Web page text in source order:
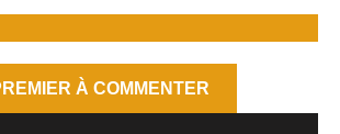
À COMMENTER